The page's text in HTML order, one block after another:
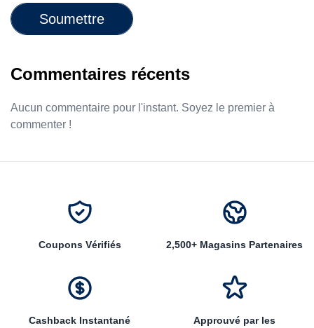
Soumettre
Commentaires récents
Aucun commentaire pour l'instant. Soyez le premier à
commenter !
Coupons Vérifiés 2,500+ Magasins Partenaires
Cashback Instantané
Approuvé par les